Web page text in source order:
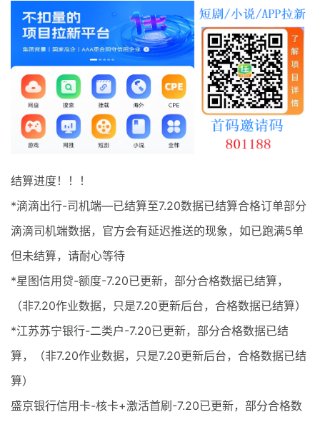
无人直播
电商入门
最新通知
项目介绍
结算进度！！！
*滴滴出行-司机端—已结算至7.20数据已结算合格订单部分
滴滴司机端数据，官方会有延迟推送的现象，如已跑满5单
但未结算，请耐心等待
*星图信用贷-额度-7.20已更新，部分合格数据已结算，
（非7.20作业数据，只是7.20更新后台，合格数据已结算）
*江苏苏宁银行-二类户-7.20已更新，部分合格数据已结
算，（非7.20作业数据，只是7.20更新后台，合格数据已结
算）
盛京银行信用卡-核卡+激活首刷-7.20已更新，部分合格数